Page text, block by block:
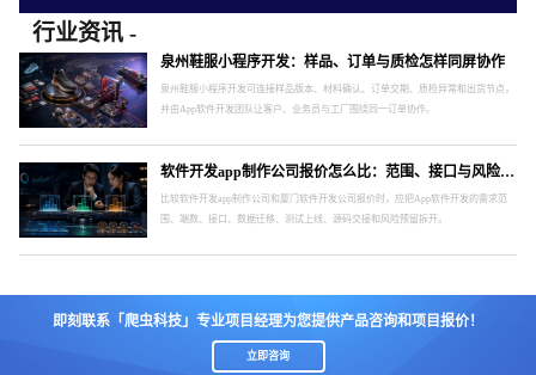
行业资讯 -
泉州鞋服小程序开发：样品、订单与质检怎样同屏协作
泉州鞋服小程序开发可连接样品版本、材料确认、订单交期、质检异常和出货节点，
并由App软件开发团队让客户、业务员与工厂围绕同一订单协作。
软件开发app制作公司报价怎么比：范围、接口与风险要分开
比较软件开发app制作公司和厦门软件开发公司报价时，应把App软件开发的需求范
围、端数、接口、数据迁移、测试上线、源码交接和风险预留拆开。
即刻联系「爬虫科技」专业项目经理为您提供产品咨询和项目报价！
立即咨询